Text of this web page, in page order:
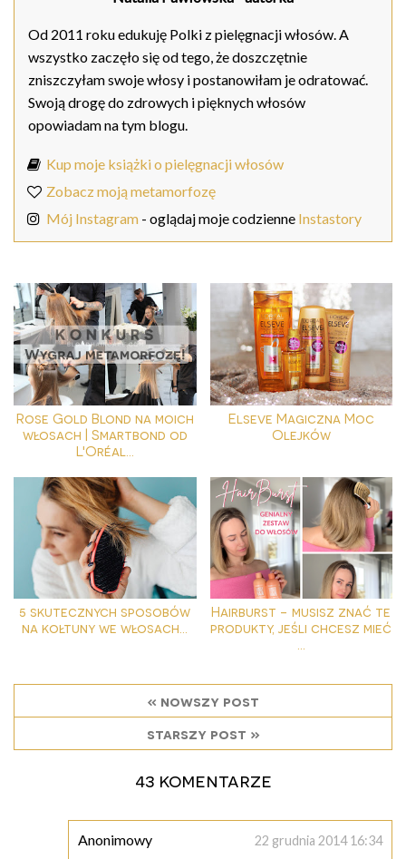
Od 2011 roku edukuję Polki z pielęgnacji włosów. A
wszystko zaczęło się od tego, że doszczętnie
zniszczyłam swoje włosy i postanowiłam je odratować.
Swoją drogę do zdrowych i pięknych włosów
opowiadam na tym blogu.
Kup moje książki o pielęgnacji włosów
Zobacz moją metamorfozę
Mój Instagram - oglądaj moje codzienne Instastory
Rose Gold Blond na moich
włosach | Smartbond od
L'Oréal...
Elseve Magiczna Moc
Olejków
5 skutecznych sposobów
na kołtuny we włosach...
Hairburst - musisz znać te
produkty, jeśli chcesz mieć
« nowszy post
starszy post »
43 komentarze
Anonimowy 22 grudnia 2014 16:34